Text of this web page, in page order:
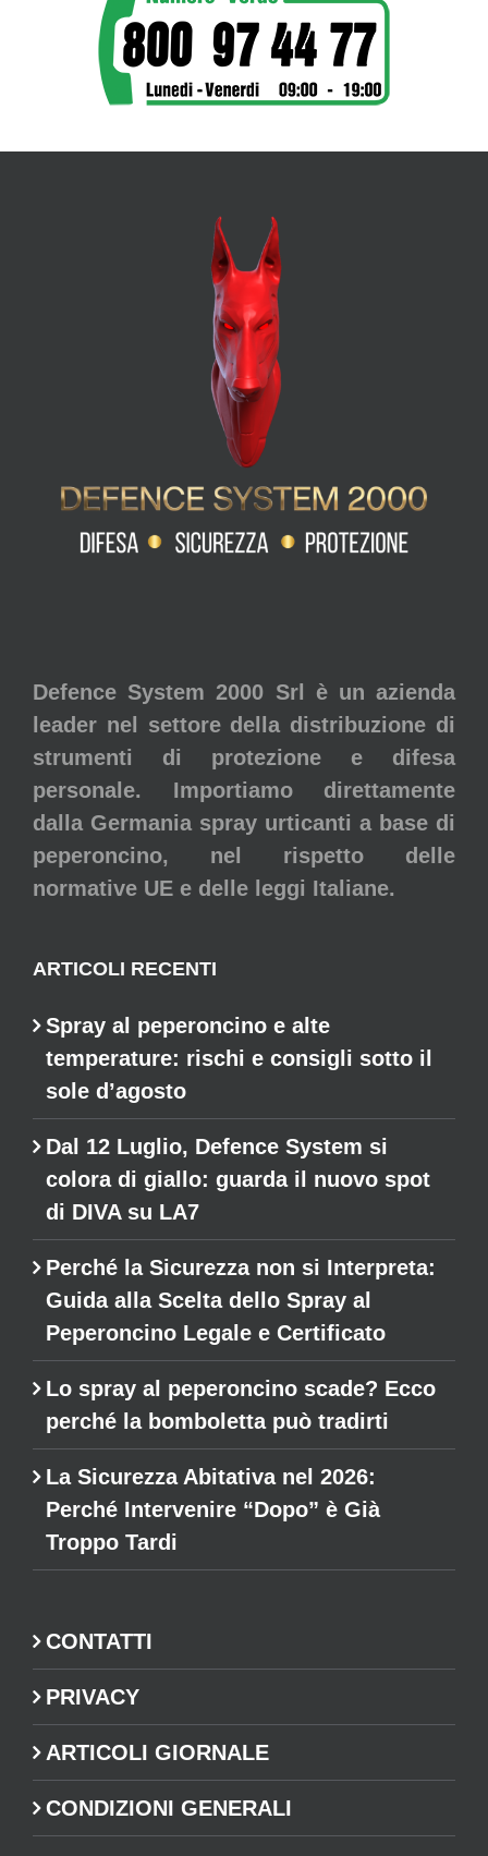
Defence System 2000 Srl è un azienda
leader nel settore della distribuzione di
strumenti di protezione e difesa
personale. Importiamo direttamente
dalla Germania spray urticanti a base di
peperoncino, nel rispetto delle
normative UE e delle leggi Italiane.
ARTICOLI RECENTI
Spray al peperoncino e alte
temperature: rischi e consigli sotto il
sole d’agosto
Dal 12 Luglio, Defence System si
colora di giallo: guarda il nuovo spot
di DIVA su LA7
Perché la Sicurezza non si Interpreta:
Guida alla Scelta dello Spray al
Peperoncino Legale e Certificato
Lo spray al peperoncino scade? Ecco
perché la bomboletta può tradirti
La Sicurezza Abitativa nel 2026:
Perché Intervenire “Dopo” è Già
Troppo Tardi
CONTATTI
PRIVACY
ARTICOLI GIORNALE
CONDIZIONI GENERALI